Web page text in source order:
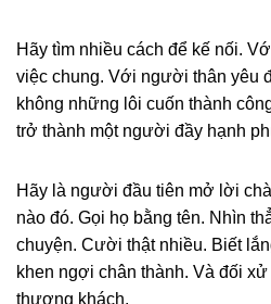
Hãy tìm nhiều cách để kế nối.
việc chung. Với người thân yêu
không những lôi cuốn thành
trở thành một người đầy hạnh
Hãy là người đầu tiên mở lời
nào đó. Gọi họ bằng tên. Nhìn
chuyện. Cười thật nhiều. Biết
khen ngợi chân thành. Và đối
thượng khách.